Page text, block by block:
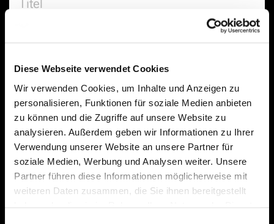
Diese Webseite verwendet Cookies
Wir verwenden Cookies, um Inhalte und Anzeigen zu
personalisieren, Funktionen für soziale Medien anbieten
zu können und die Zugriffe auf unsere Website zu
analysieren. Außerdem geben wir Informationen zu Ihrer
Verwendung unserer Website an unsere Partner für
soziale Medien, Werbung und Analysen weiter. Unsere
Partner führen diese Informationen möglicherweise mit
weiteren Daten zusammen, die Sie ihnen bereitgestellt